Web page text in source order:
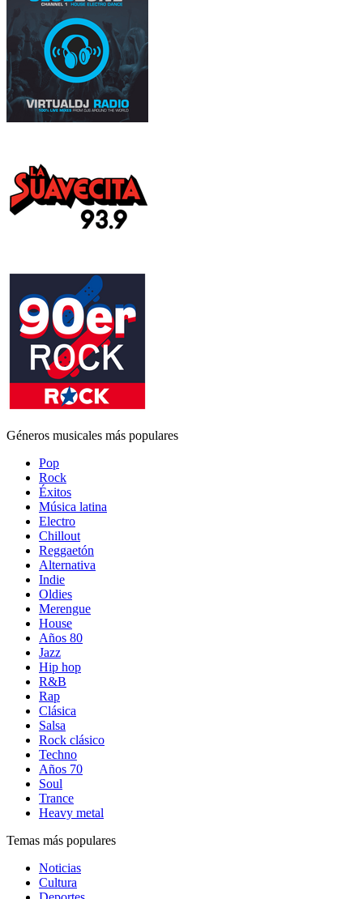
Géneros musicales más populares
Pop
Rock
Éxitos
Música latina
Electro
Chillout
Reggaetón
Alternativa
Indie
Oldies
Merengue
House
Años 80
Jazz
Hip hop
R&B
Rap
Clásica
Salsa
Rock clásico
Techno
Años 70
Soul
Trance
Heavy metal
Temas más populares
Noticias
Cultura